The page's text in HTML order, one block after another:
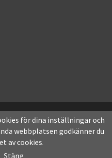
Wikinggruppen
för dina inställningar och
webbplatsen godkänner du
av cookies.
Stäng